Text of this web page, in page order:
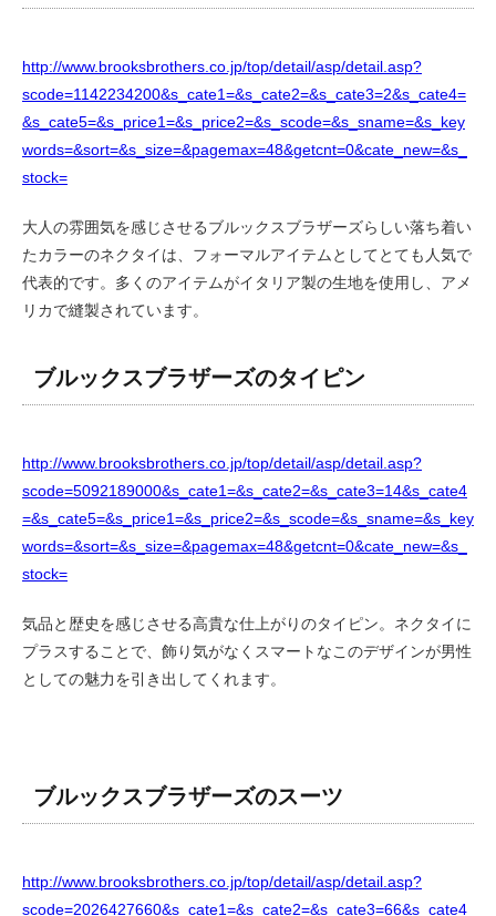
http://www.brooksbrothers.co.jp/top/detail/asp/detail.asp?
scode=1142234200&s_cate1=&s_cate2=&s_cate3=2&s_cate4=
&s_cate5=&s_price1=&s_price2=&s_scode=&s_sname=&s_key
words=&sort=&s_size=&pagemax=48&getcnt=0&cate_new=&s_
stock=
大人の雰囲気を感じさせるブルックスブラザーズらしい落ち着い
たカラーのネクタイは、フォーマルアイテムとしてとても人気で
代表的です。多くのアイテムがイタリア製の生地を使用し、アメ
リカで縫製されています。
ブルックスブラザーズのタイピン
http://www.brooksbrothers.co.jp/top/detail/asp/detail.asp?
scode=5092189000&s_cate1=&s_cate2=&s_cate3=14&s_cate4
=&s_cate5=&s_price1=&s_price2=&s_scode=&s_sname=&s_key
words=&sort=&s_size=&pagemax=48&getcnt=0&cate_new=&s_
stock=
気品と歴史を感じさせる高貴な仕上がりのタイピン。ネクタイに
プラスすることで、飾り気がなくスマートなこのデザインが男性
としての魅力を引き出してくれます。
ブルックスブラザーズのスーツ
http://www.brooksbrothers.co.jp/top/detail/asp/detail.asp?
scode=2026427660&s_cate1=&s_cate2=&s_cate3=66&s_cate4